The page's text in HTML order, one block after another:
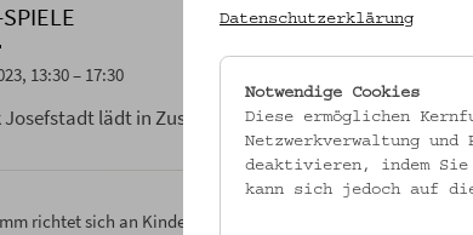
13:30 – 17:30
Josefstadt lädt in Zusammenarbeit mit dem
richtet sich an Kinder von 3 bis 12 Jahren und an die
Datenschutzerklärung
Notwendige Cookies
Diese ermöglichen
Netzwerkverwaltung
deaktivieren, indem
kann sich jedoch auf